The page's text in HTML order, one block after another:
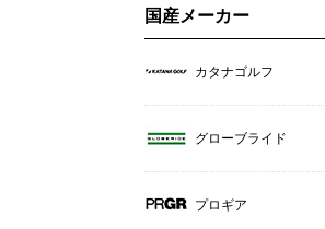
国産メーカー
カタナゴルフ
グローブライド
プロギア